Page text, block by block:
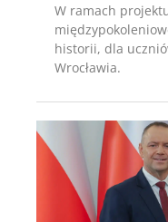
W ramach
historii, dla
Wrocławia.
Posted